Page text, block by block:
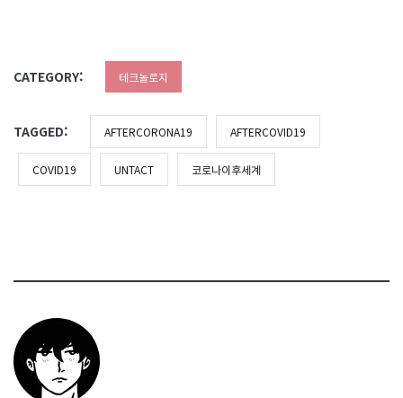
CATEGORY: 테크놀로지
TAGGED: AFTERCORONA19 AFTERCOVID19
COVID19 UNTACT 코로나이후세계